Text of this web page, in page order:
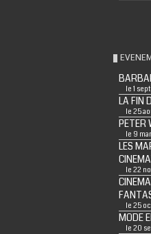
le 1
LA FIN
le 25
PETER
le 9
LES
le 22
le 25
MODE
le 20